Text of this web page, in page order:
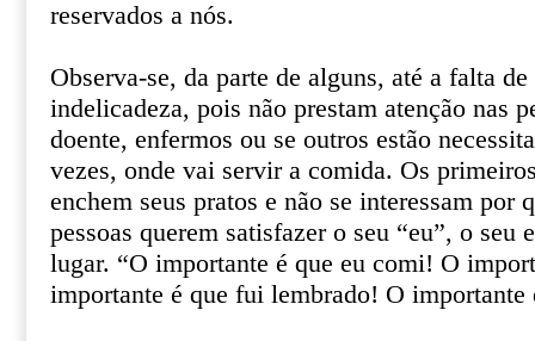
reservados a nós.
Observa-se, da parte de alguns, até a falta
indelicadeza, pois não prestam atenção nas
doente, enfermos ou se outros estão
vezes, onde vai servir a comida. Os
enchem seus pratos e não se interessam por
pessoas querem satisfazer o seu “eu”, o seu
lugar. “O importante é que eu comi! O
importante é que fui lembrado! O importante